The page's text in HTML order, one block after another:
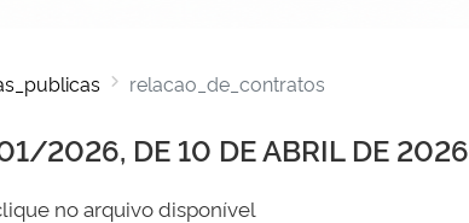
relacao_de_contratos
2026, DE 10 DE ABRIL DE 2026
no arquivo disponível